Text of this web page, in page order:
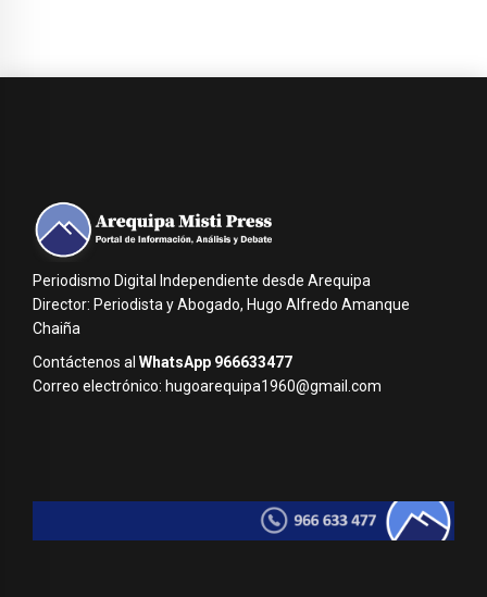
Periodismo Digital Independiente desde Arequipa
Director: Periodista y Abogado, Hugo Alfredo Amanque
Chaiña
Contáctenos al WhatsApp 966633477
Correo electrónico: hugoarequipa1960@gmail.com